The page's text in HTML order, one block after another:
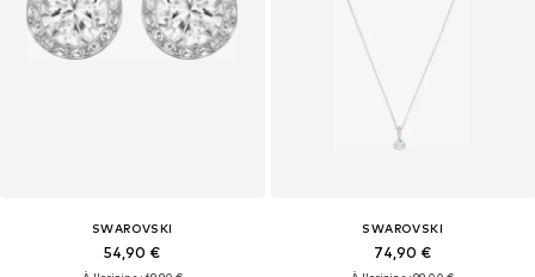
SWAROVSKI
54,90 €
SWAROVSKI
74,90 €